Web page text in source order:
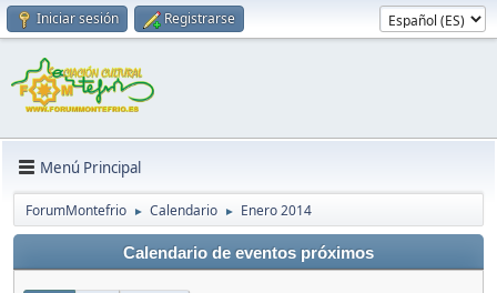
Iniciar sesión Registrarse
Menú Principal
ForumMontefrio ► Calendario ► Enero 2014
Calendario de eventos próximos